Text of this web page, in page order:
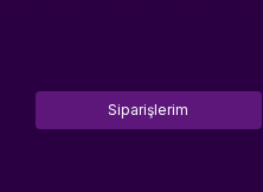
Siparişlerim